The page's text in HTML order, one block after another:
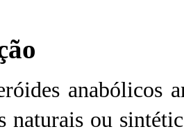
anabólicos
naturais ou